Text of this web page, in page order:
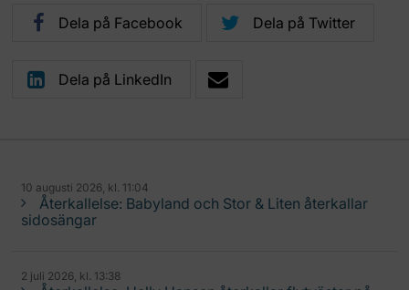
Dela på Facebook Dela på Twitter
Dela på LinkedIn
10 augusti 2026, kl. 11:04
Återkallelse: Babyland och Stor & Liten återkallar
sidosängar
2 juli 2026, kl. 13:38